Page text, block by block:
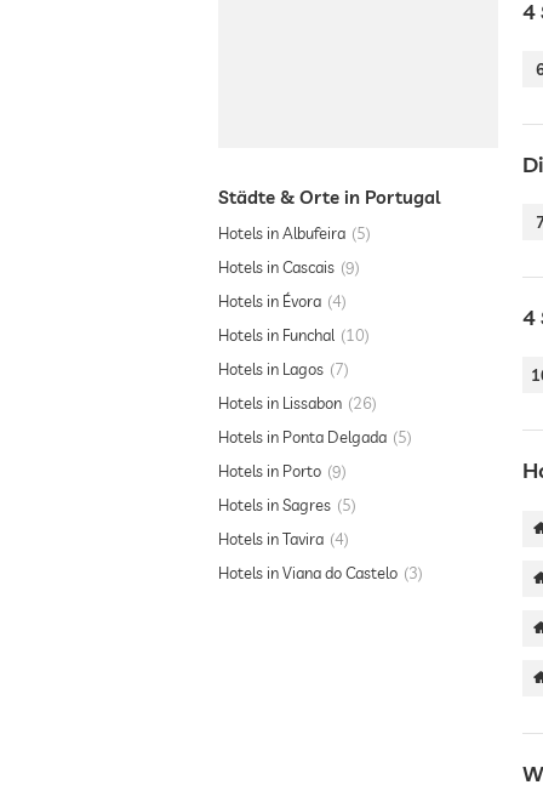
Städte & Orte in Portugal
Hotels in Albufeira
5
Hotels in Cascais 9
Hotels in Évora 4
Hotels in Funchal
10
Hotels in Lagos
7
Hotels in Lissabon
26
Hotels in Ponta Delgada
5
Hotels in Porto 9
Hotels in Sagres
5
Hotels in Tavira 4
Hotels in Viana do Castelo
3
4
4